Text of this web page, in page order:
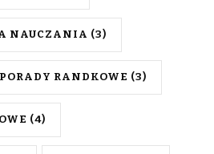
NAUCZANIA (3)
PORADY RANDKOWE (3)
(4)